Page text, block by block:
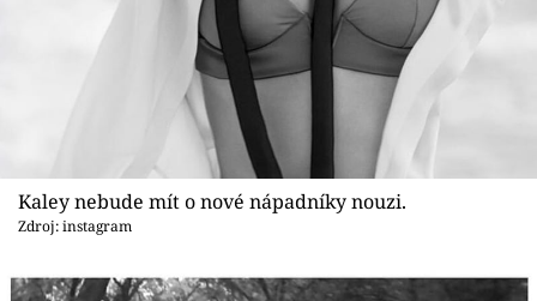
Sledujte prima+
Přihlášení
Sledujte nás
Kaley nebude mít o nové nápadníky nouzi.
Zdroj: instagram